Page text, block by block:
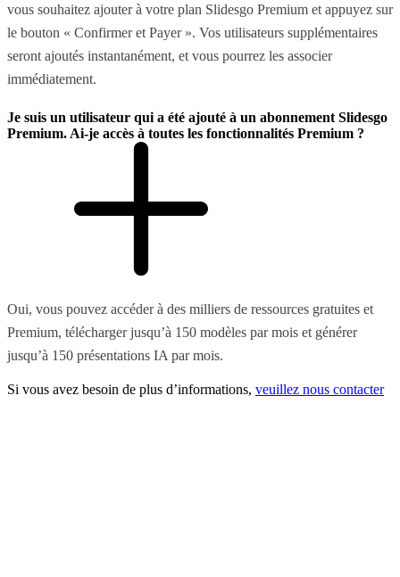
vous souhaitez ajouter à votre plan Slidesgo Premium et appuyez sur
le bouton « Confirmer et Payer ». Vos utilisateurs supplémentaires
seront ajoutés instantanément, et vous pourrez les associer
immédiatement.
Je suis un utilisateur qui a été ajouté à un abonnement Slidesgo
Premium. Ai-je accès à toutes les fonctionnalités Premium ?
Oui, vous pouvez accéder à des milliers de ressources gratuites et
Premium, télécharger jusqu’à 150 modèles par mois et générer
jusqu’à 150 présentations IA par mois.
Si vous avez besoin de plus d’informations, veuillez nous contacter